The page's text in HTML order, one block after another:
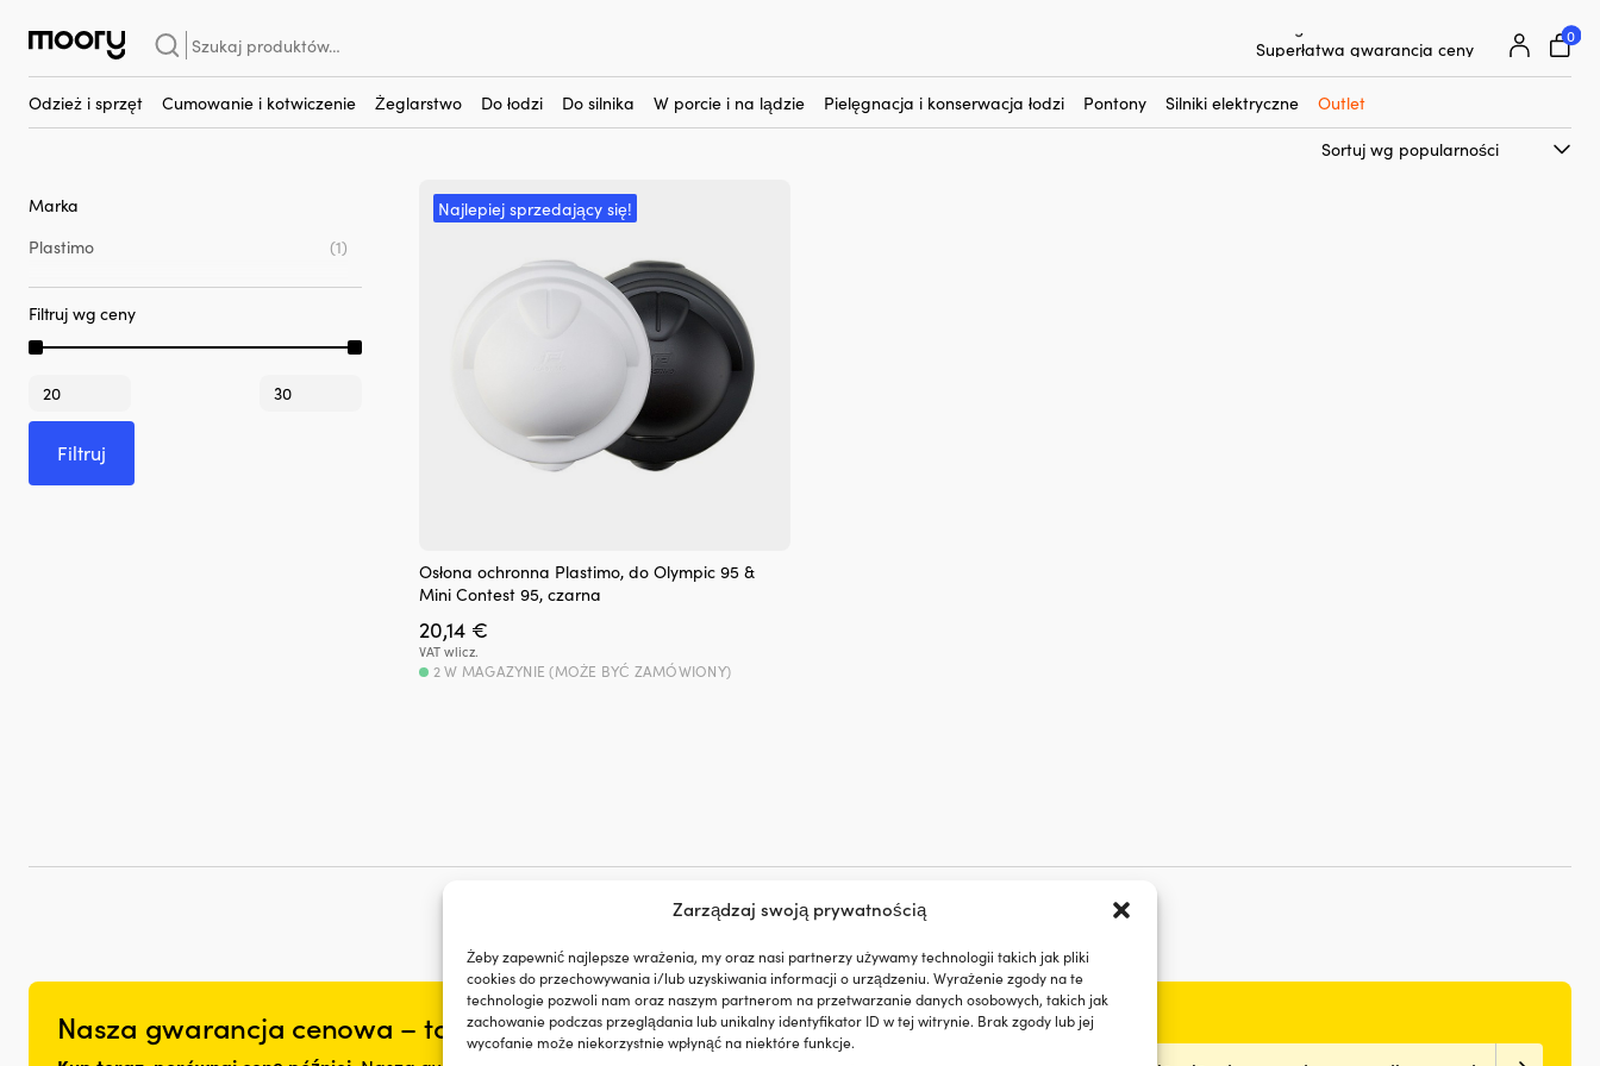
Zarządzaj swoją prywatnością
Żeby zapewnić najlepsze wrażenia, my oraz nasi partnerzy używamy technologii takich jak pliki
cookies do przechowywania i/lub uzyskiwania informacji o urządzeniu. Wyrażenie zgody na te
technologie pozwoli nam oraz naszym partnerom na przetwarzanie danych osobowych, takich jak
zachowanie podczas przeglądania lub unikalny identyfikator ID w tej witrynie. Brak zgody lub jej
wycofanie może niekorzystnie wpłynąć na niektóre funkcje.
Szukaj: 25 000 akcesoriów żeglarskich od 500 marek 0
Odzież i sprzęt Cumowanie i kotwiczenie Żeglarstwo Do łodzi Do silnika W porcie i na lądzie Pielęgnacja i konserwacja łodzi Pontony Silniki elektryczne Outlet
Plastimo Olympic 95 (1)
Marka
Plastimo
(1)
Filtruj wg ceny
Cena
min
Cena
max
Filtruj
Najlepiej sprzedający się!
Osłona ochronna Plastimo, do Olympic 95 &
Mini Contest 95, czarna
20,14 €
VAT wlicz.
2 W MAGAZYNIE (MOŻE BYĆ ZAMÓWIONY)
Nasza gwarancja cenowa – to nie może być prostsze